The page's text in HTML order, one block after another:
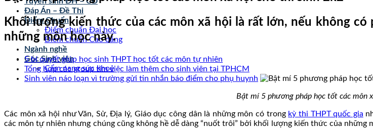
Đáp Án – Đề Thi
Điểm Chuẩn
Điểm chuẩn Đại học
Điểm chuẩn Cao đẳng
Ngành nghề
Góc Sinh viên
Cẩm nang sức khoẻ
Khối lượng kiến thức của các môn xã hội là rất lớn, nếu không
những môn học này.
5 bí quyết giúp học sinh THPT học tốt các môn tự nhiên
Tổng hợp các group tìm việc làm thêm cho sinh viên tại TPHCM
Sinh viên náo loạn vì trường gửi tin nhắn báo điểm cho phụ huynh
Bật mí 5 phương pháp học tốt các môn
Các môn xã hội như Văn, Sử, Địa lý, Giáo dục công dân là những môn có trong kỳ thi THPT quốc gia
các môn tự nhiên nhưng chúng cũng không hề dễ dàng “nuốt trôi” bởi khối lượng kiến thức của